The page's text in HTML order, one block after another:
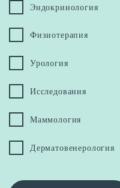
Эндокринология
Физиотерапия
Урология
Исследования
Маммология
Дерматовенерология